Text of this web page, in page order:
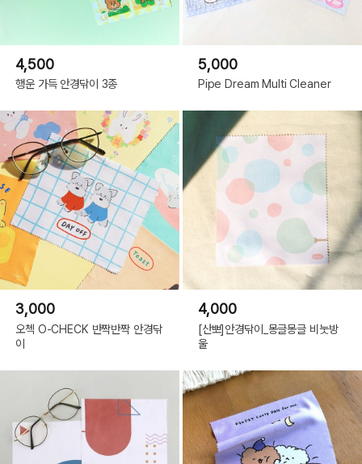
4,500
행운 가득 안경닦이 3종
5,000
Pipe Dream Multi Cleaner
3,000
오첵 O-CHECK 반짝반짝 안경닦
이
4,000
[산뽀]안경닦이_몽글몽글 비눗방
울